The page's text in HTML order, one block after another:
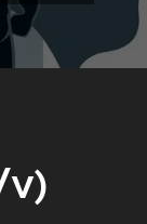
v)